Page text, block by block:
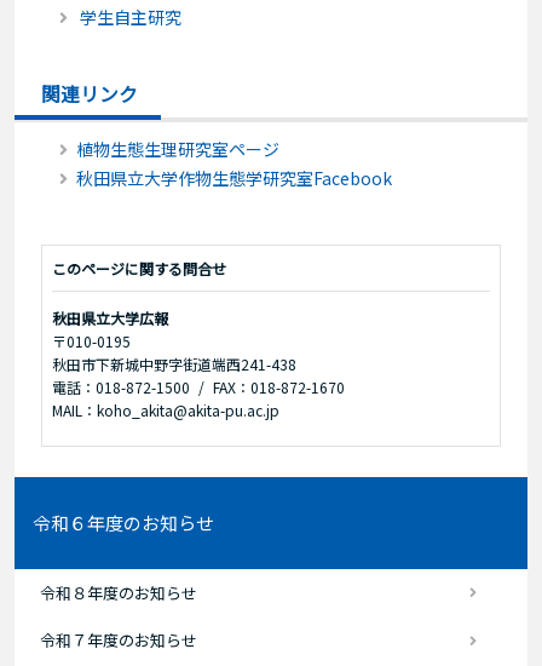
学生自主研究
関連リンク
植物生態生理研究室ページ
秋田県立大学作物生態学研究室Facebook
このページに関する問合せ
秋田県立大学広報
〒010-0195
秋田市下新城中野字街道端西241-438
電話：018-872-1500
FAX：018-872-1670
MAIL：koho_akita@akita-pu.ac.jp
令和６年度のお知らせ
令和８年度のお知らせ
令和７年度のお知らせ